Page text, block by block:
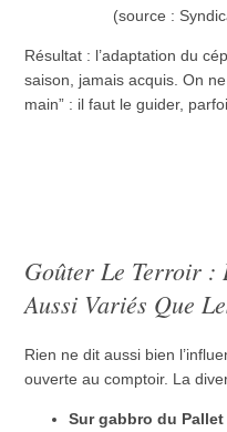
(source :
Résultat : l’adaptation du
saison, jamais acquis. On
main” : il faut le guider,
Goûter Le Terroir :
Aussi Variés Que
Rien ne dit aussi bien
ouverte au comptoir. La
Sur gabbro du Pallet